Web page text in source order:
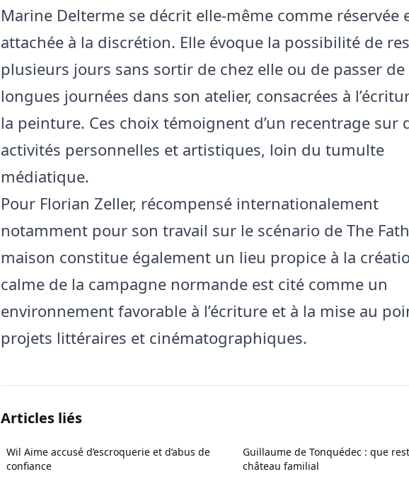
Marine Delterme se décrit elle‑même comme réservée
attachée à la discrétion. Elle évoque la possibilité de
plusieurs jours sans sortir de chez elle ou de passer de
longues journées dans son atelier, consacrées à
la peinture. Ces choix témoignent d’un recentrage sur
activités personnelles et artistiques, loin du tumulte
médiatique.
Pour Florian Zeller, récompensé internationalement
notamment pour son travail sur le scénario de The
maison constitue également un lieu propice à la
calme de la campagne normande est cité comme un
environnement favorable à l’écriture et à la mise au
projets littéraires et cinématographiques.
Articles liés
Wil Aime accusé d’escroquerie et d’abus de
confiance
Guillaume de Tonquédec : que
château familial